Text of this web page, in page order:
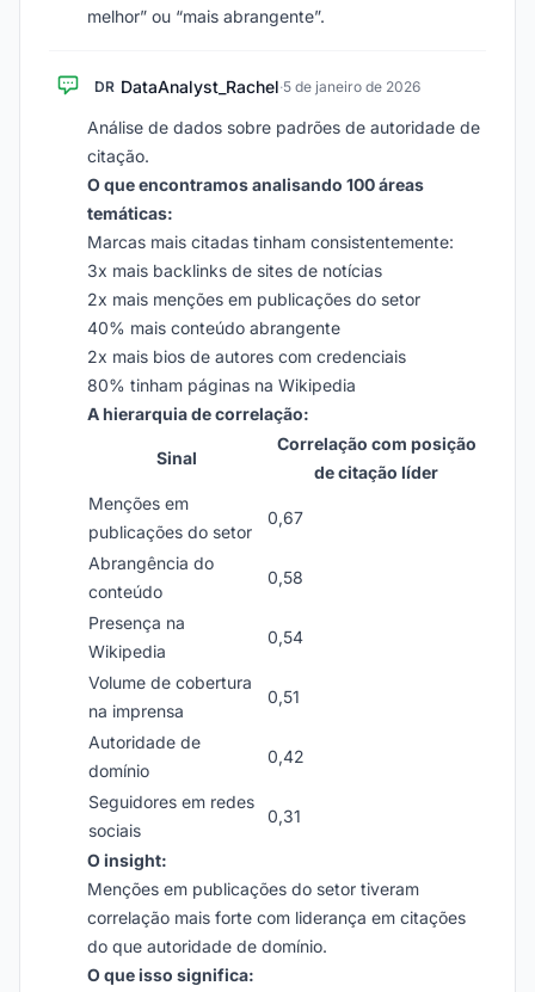
melhor” ou “mais abrangente”.
DR DataAnalyst_Rachel·5 de janeiro de 2026
Análise de dados sobre padrões de autoridade de
citação.
O que encontramos analisando 100 áreas
temáticas:
Marcas mais citadas tinham consistentemente:
3x mais backlinks de sites de notícias
2x mais menções em publicações do setor
40% mais conteúdo abrangente
2x mais bios de autores com credenciais
80% tinham páginas na Wikipedia
A hierarquia de correlação:
Sinal
Correlação com posição
de citação líder
Menções em
publicações do setor
0,67
Abrangência do
conteúdo
0,58
Presença na
Wikipedia
0,54
Volume de cobertura
na imprensa
0,51
Autoridade de
domínio
0,42
Seguidores em redes
sociais
0,31
O insight:
Menções em publicações do setor tiveram
correlação mais forte com liderança em citações
do que autoridade de domínio.
O que isso significa: